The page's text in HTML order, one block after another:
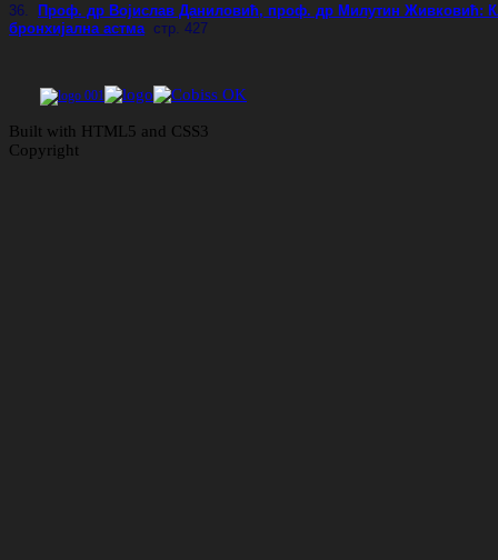
36.
Проф. др Војислав Даниловић, проф. др Милутин Живковић:
бронхијална астма стр. 427
Built with HTML5 and CSS3
Copyright